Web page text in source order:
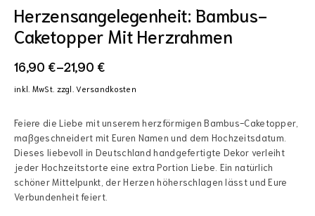
Herzensangelegenheit: Bambus-
Caketopper Mit Herzrahmen
16,90 €–21,90 €
Feiere die Liebe mit unserem herzförmigen Bambus-Caketopper,
maßgeschneidert mit Euren Namen und dem Hochzeitsdatum.
Dieses liebevoll in Deutschland handgefertigte Dekor verleiht
jeder Hochzeitstorte eine extra Portion Liebe. Ein natürlich
schöner Mittelpunkt, der Herzen höherschlagen lässt und Eure
Verbundenheit feiert.
inkl. MwSt. zzgl.Versandkosten